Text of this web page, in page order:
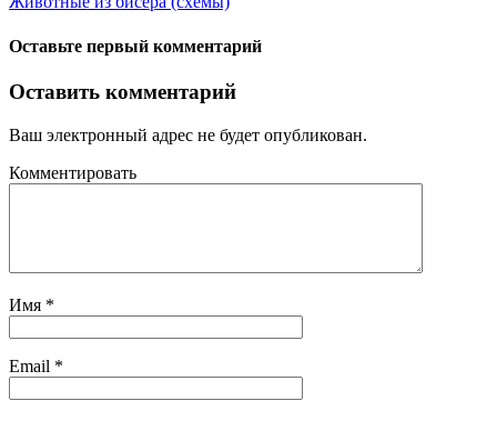
Оставьте первый комментарий
Оставить комментарий
Ваш электронный адрес не будет опубликован.
Комментировать
Имя *
Email *